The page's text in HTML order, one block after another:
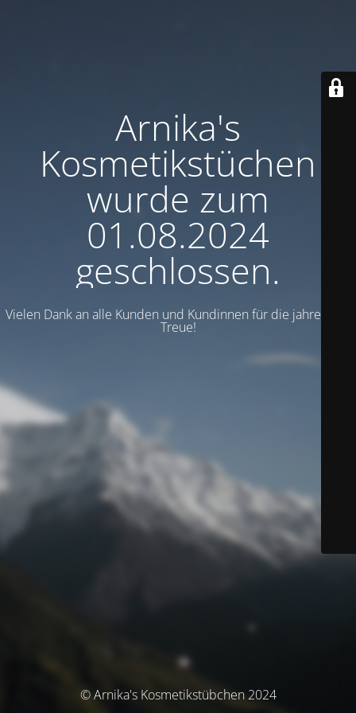
Arnika's
Kosmetikstüchen
wurde zum
01.08.2024
geschlossen.
Vielen Dank an alle Kunden und Kundinnen für die jahrelange
Treue!
© Arnika's Kosmetikstübchen 2024